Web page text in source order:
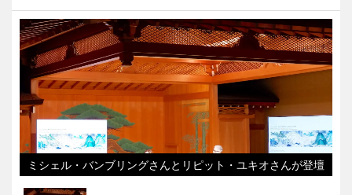
ミシェル・バンブリングさんとリピット・ユキオさんが登壇